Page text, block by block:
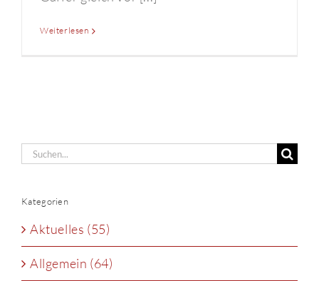
Weiterlesen
Suche
Kategorien
Aktuelles (55)
Allgemein (64)